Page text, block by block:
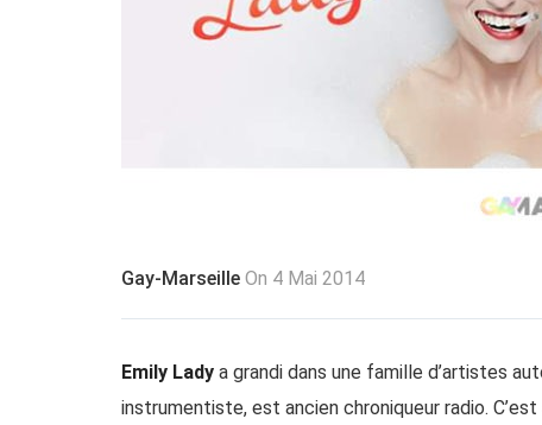
Gay-Marseille On 4 Mai 2014
Emily Lady a grandi dans une famille d’artistes
instrumentiste, est ancien chroniqueur radio.